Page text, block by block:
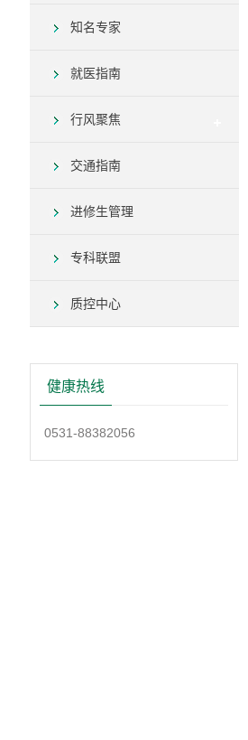
知名专家
就医指南
行风聚焦
交通指南
进修生管理
专科联盟
质控中心
健康热线
0531-88382056